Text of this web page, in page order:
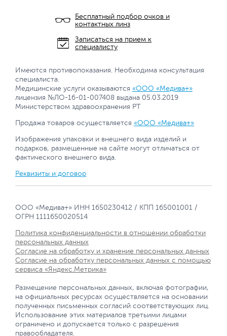
Бесплатный подбор очков и
контактных линз
Записаться на прием к
специалисту
Имеются противопоказания. Необходима консультация
специалиста.
Медицинские услуги оказываются «ООО «Медива+»
лицензия №ЛО-16-01-007408 выдана 05.03.2019
Министерством здравоохранения РТ
Продажа товаров осуществляется «ООО «Медива+»
Изображения упаковки и внешнего вида изделий и
подарков, размещенные на сайте могут отличаться от
фактического внешнего вида.
Реквизиты и договор
ООО «Медива+» ИНН 1650230412 / КПП 165001001 /
ОГРН 1111650020514
Политика конфиденциальности в отношении обработки
персональных данных
Согласие на обработку и хранение персональных данных
Согласие на обработку персональных данных с помощью
сервиса «Яндекс.Метрика»
Размещение персональных данных, включая фотографии,
на официальных ресурсах осуществляется на основании
полученных письменных согласий соответствующих лиц.
Использование этих материалов третьими лицами
ограничено и допускается только с разрешения
правообладателя.